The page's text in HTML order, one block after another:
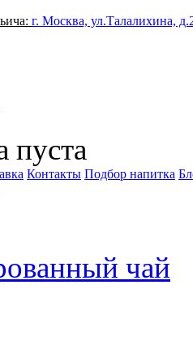
г. Москва, ул.Талалихина,
пуста
Контакты Подбор напитка
чай